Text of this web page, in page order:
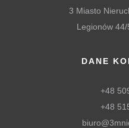
3 Miasto
Legionów
DANE
+48
+48